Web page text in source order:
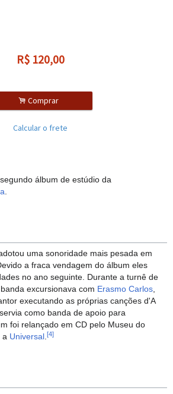
R$ 120,00
. Comprar
Calcular o frete
álbum de estúdio da
uma sonoridade mais pesada em
a fraca vendagem do álbum eles
no ano seguinte. Durante a turnê de
excursionava com Erasmo Carlos
executando as próprias canções d'A
como banda de apoio para
foi relançado em CD pelo Museu do
a Universal [4]